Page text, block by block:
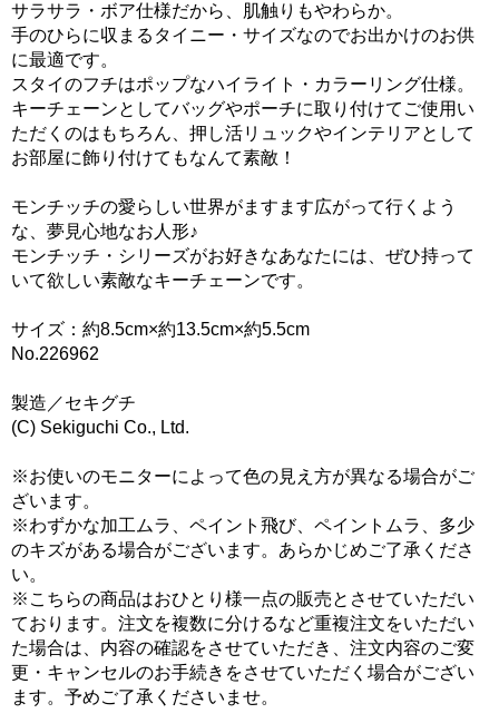
サラサラ・ボア仕様だから、肌触りもやわらか。
手のひらに収まるタイニー・サイズなのでお出かけのお供
に最適です。
スタイのフチはポップなハイライト・カラーリング仕様。
キーチェーンとしてバッグやポーチに取り付けてご使用い
ただくのはもちろん、押し活リュックやインテリアとして
お部屋に飾り付けてもなんて素敵！
モンチッチの愛らしい世界がますます広がって行くよう
な、夢見心地なお人形♪
モンチッチ・シリーズがお好きなあなたには、ぜひ持って
いて欲しい素敵なキーチェーンです。
サイズ：約8.5cm×約13.5cm×約5.5cm
No.226962
製造／セキグチ
(C) Sekiguchi Co., Ltd.
※お使いのモニターによって色の見え方が異なる場合がご
ざいます。
※わずかな加工ムラ、ペイント飛び、ペイントムラ、多少
のキズがある場合がございます。あらかじめご了承くださ
い。
※こちらの商品はおひとり様一点の販売とさせていただい
ております。注文を複数に分けるなど重複注文をいただい
た場合は、内容の確認をさせていただき、注文内容のご変
更・キャンセルのお手続きをさせていただく場合がござい
ます。予めご了承くださいませ。